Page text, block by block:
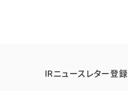
IRニュースレター登録